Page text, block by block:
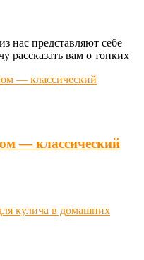
нас представляют себе
рассказать вам о тонких
— классический